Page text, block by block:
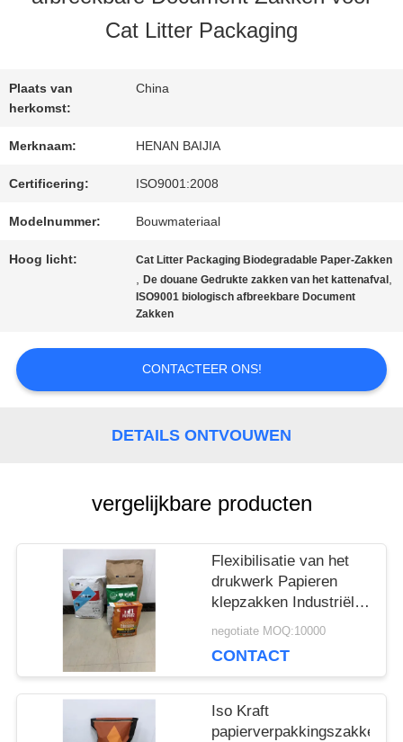
FABRIEKSREIS
KWALITEITSCONTROLE
CONTACTEER
ONS
GEVALLEN
SITEMAP
PRIVACY
Cat Litter Packaging
Plaats van
herkomst:
China
Merknaam: HENAN BAIJIA
Certificering: ISO9001:2008
Modelnummer: Bouwmateriaal
Hoog licht: Cat Litter Packaging Biodegradable Paper-Zakken
,De douane Gedrukte zakken van het kattenafval ,
ISO9001 biologisch afbreekbare Document
Zakken
CONTACTEER ONS!
DETAILS ONTVOUWEN
vergelijkbare producten
Flexibilisatie van het
drukwerk Papieren
klepzakken Industriële
maatdikte
negotiate MOQ:10000
CONTACT
Iso Kraft
papierverpakkingszakken